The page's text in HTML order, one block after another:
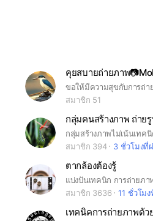
ขอให้มีความสุขกับการถ่า
สมาชิก 51
สมาชิก 394
3 ชั่วโมงที่
ตากล้องต้องรู้
สมาชิก 3636
11 ชั่วโม
เทคนิคการถ่ายภาพด้ว